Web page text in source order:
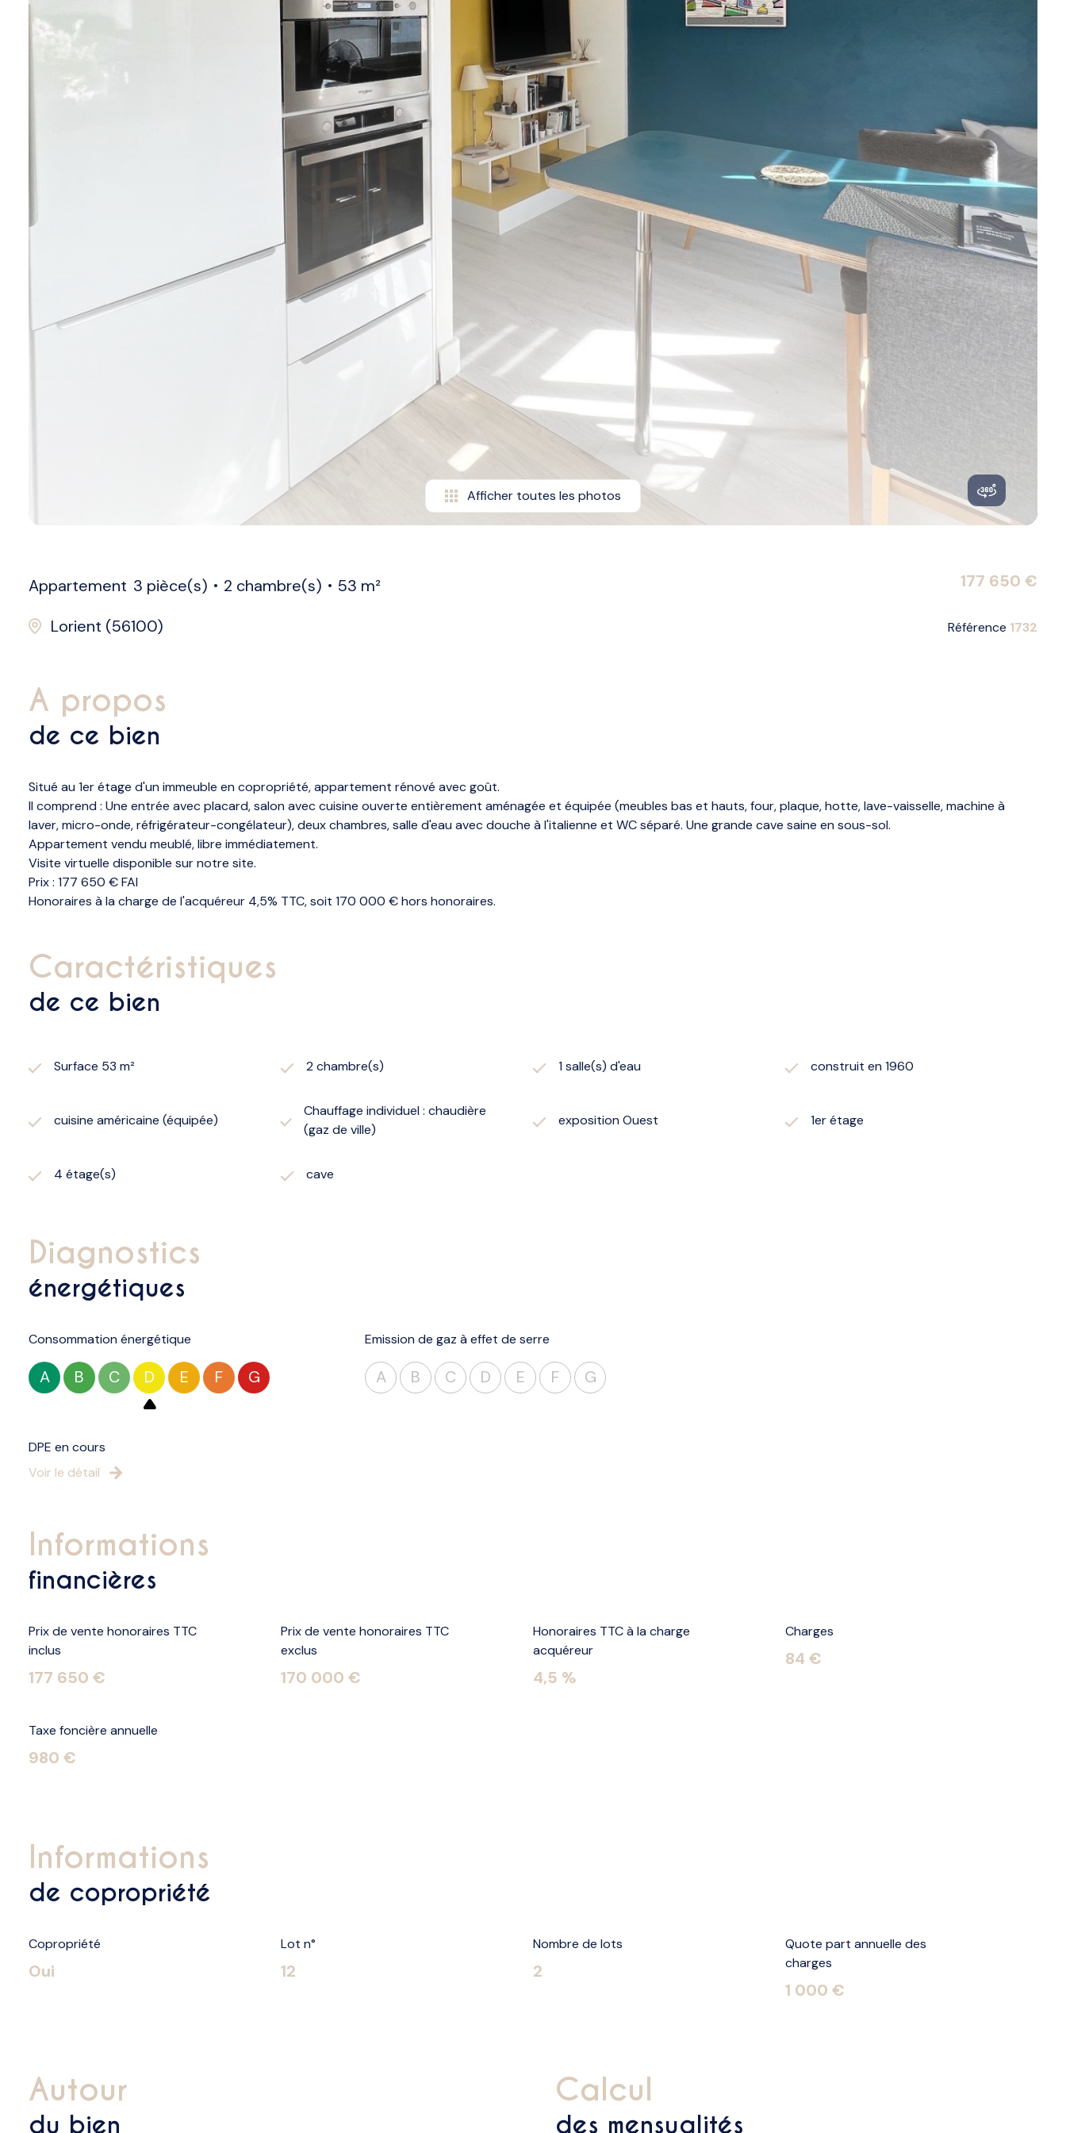
Afficher toutes les photos
Appartement 3 pièce(s) 2 chambre(s)
53 m²
Lorient (56100)
177 650 €
Référence 1732
a propos
de ce bien
Situé au 1er étage d'un immeuble en copropriété, appartement rénové avec goût.
Il comprend : Une entrée avec placard, salon avec cuisine ouverte entièrement aménagée et équipée (meubles bas et hauts, four, plaque, hotte, lave-vaisselle, machine à
laver, micro-onde, réfrigérateur-congélateur), deux chambres, salle d'eau avec douche à l'italienne et WC séparé. Une grande cave saine en sous-sol.
Appartement vendu meublé, libre immédiatement.
Visite virtuelle disponible sur notre site.
Prix : 177 650 € FAI
Honoraires à la charge de l'acquéreur 4,5% TTC, soit 170 000 € hors honoraires.
caractéristiques
de ce bien
Surface 53 m² 2 chambre(s) 1 salle(s) d'eau construit en 1960
cuisine américaine (équipée)
Chauffage individuel : chaudière
(gaz de ville)
exposition Ouest 1er étage
4 étage(s) cave
diagnostics
énergétiques
Consommation énergétique
A B C D E F G
Emission de gaz à effet de serre
A B C D E F G
DPE en cours
Voir le détail
informations
financières
Prix de vente honoraires TTC
inclus
177 650 €
Prix de vente honoraires TTC
exclus
170 000 €
Honoraires TTC à la charge
acquéreur
4,5 %
Charges
84 €
Taxe foncière annuelle
980 €
informations
de copropriété
Copropriété
Oui
Lot n°
12
Nombre de lots
2
Quote part annuelle des
charges
1 000 €
autour
du bien
calcul
des mensualités